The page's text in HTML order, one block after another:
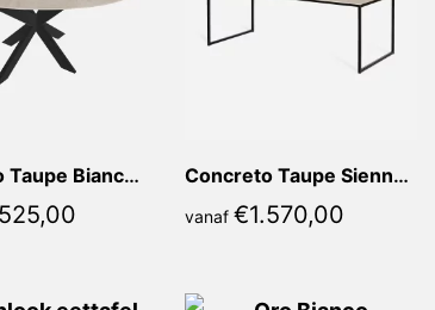
Concreto Taupe Bianca Rond Concreto Taupe Sienna Recht
vanaf €1.570,00